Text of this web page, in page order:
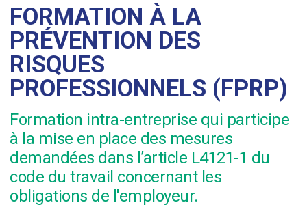
FORMATION À LA
PRÉVENTION DES
RISQUES
PROFESSIONNELS (FPRP)
Formation intra-entreprise qui participe
à la mise en place des mesures
demandées dans l’article L4121-1 du
code du travail concernant les
obligations de l'employeur.